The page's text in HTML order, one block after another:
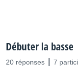
Débuter la basse
20 réponses 7